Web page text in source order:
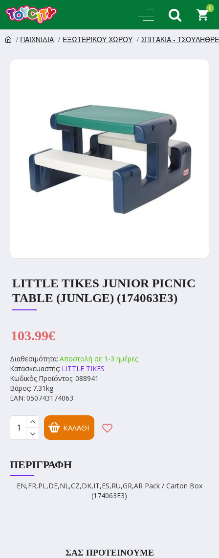
0
ΠΑΙΧΝΙΔΙΑ ΕΞΩΤΕΡΙΚΟΥ ΧΩΡΟΥ ΣΠΙΤΑΚΙΑ -
LITTLE TIKES JUNIOR PICNIC
TABLE (JUNLGE) (174063E3)
Διαθεσιμότητα: Αποστολή σε 1-3 ημέρες
Κατασκευαστής: LITTLE TIKES
Κωδικός Προϊόντος: 088941
Βάρος: 7.31kg
EAN: 050743174063
103.99€
ΚΑΛΆΘΙ
ΠΕΡΙΓΡΑΦΉ
EN,FR,PL,DE,NL,CZ,DK,IT,ES,RU,GR,AR Pack / Carton Box
(174063E3)
ΣΑΣ ΠΡΟΤΕΙΝΟΥΜΕ